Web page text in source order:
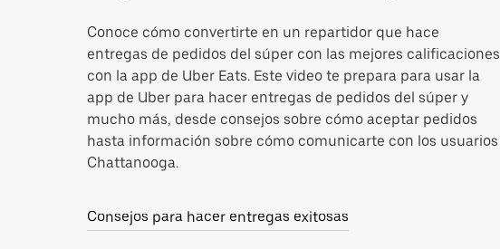
Conoce cómo convertirte en un repartidor que hace
entregas de pedidos del súper con las mejores calificaciones
con la app de Uber Eats. Este video te prepara para usar la
app de Uber para hacer entregas de pedidos del súper y
mucho más, desde consejos sobre cómo aceptar pedidos
hasta información sobre cómo comunicarte con los usuarios
Chattanooga.
Consejos para hacer entregas exitosas